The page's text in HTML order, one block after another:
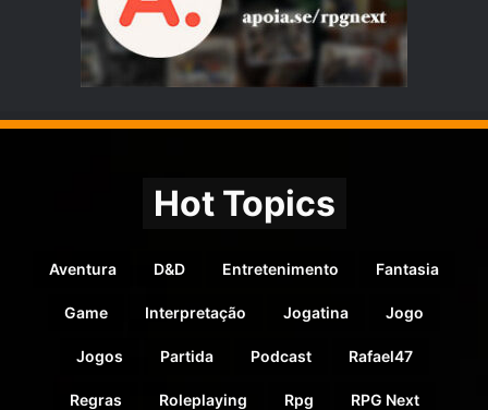
Hot Topics
Aventura D&D Entretenimento Fantasia
Game Interpretação Jogatina Jogo
Jogos Partida Podcast Rafael47
Regras Roleplaying Rpg RPG Next